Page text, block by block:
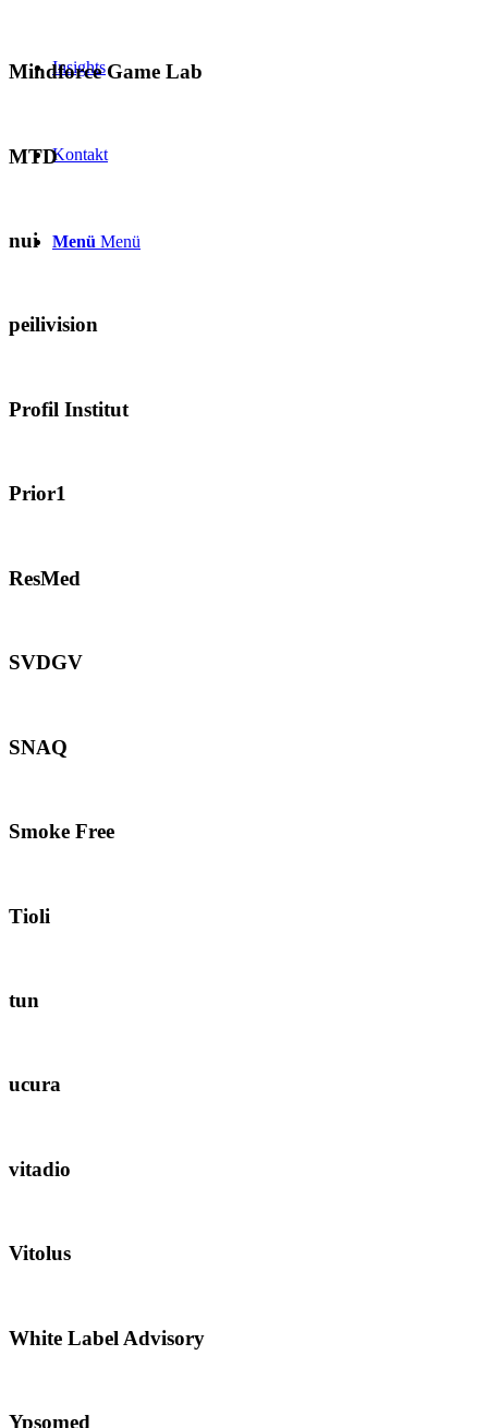
Insights
Kontakt
Menü Menü
Mindforce Game Lab
MTD
nui
peilivision
Profil Institut
Prior1
ResMed
SVDGV
SNAQ
Smoke Free
Tioli
tun
ucura
vitadio
Vitolus
White Label Advisory
Ypsomed